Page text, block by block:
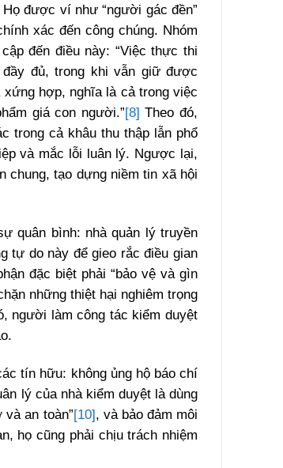
được ví như “người gác đền”
xác đến công chúng. Nhóm
đến điều này: “Việc thực thi
đủ, trong khi vẫn giữ được
hợp, nghĩa là cả trong việc
giá con người.”[8] Theo đó,
trong cả khâu thu thập lẫn phổ
và mắc lỗi luân lý. Ngược lại,
chung, tạo dựng niềm tin xã hội
quân bình: nhà quản lý truyền
tự do này để gieo rắc điều gian
đặc biệt phải “bảo vệ và gìn
những thiệt hại nghiêm trọng
người làm công tác kiểm duyệt
tín hữu: không ủng hộ báo chí
lý của nhà kiểm duyệt là dùng
an toàn”[10], và bảo đảm môi
họ cũng phải chịu trách nhiệm